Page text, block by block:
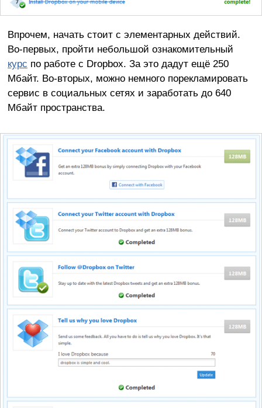
Впрочем, начать стоит с элементарных действий.
Во-первых, пройти небольшой ознакомительный
курс по работе с Dropbox. За это дадут ещё 250
Мбайт. Во-вторых, можно немного порекламировать
сервис в социальных сетях и заработать до 640
Мбайт пространства.